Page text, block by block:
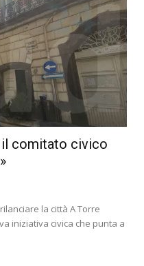
il comitato civico
la città A Torre
iniziativa civica che punta a